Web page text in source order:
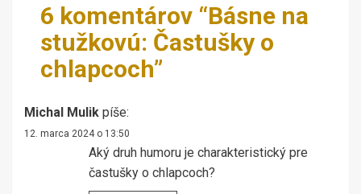
6 komentárov “Básne na
stužkovú: Častušky o
chlapcoch”
Michal Mulik píše:
12. marca 2024 o 13:50
Aký druh humoru je charakteristický pre
častušky o chlapcoch?